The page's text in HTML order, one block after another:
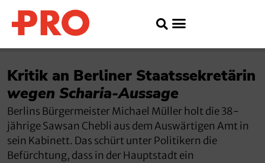
Kritik an Berliner Staatssekretärin
wegen Scharia-Aussage
Berlins Bürgermeister Michael Müller holt die 38-
jährige Sawsan Chebli aus dem Auswärtigen Amt in
sein Kabinett. Das schürt unter Politikern die
Befürchtung, dass in der Hauptstadt ein